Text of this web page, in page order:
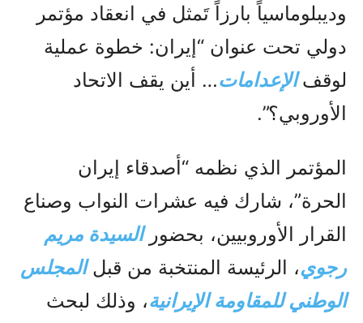
وديبلوماسياً بارزاً تَمثل في انعقاد مؤتمر
دولي تحت عنوان “إيران: خطوة عملية
لوقفالإعدامات… أين يقف الاتحاد
الأوروبي؟”.
المؤتمر الذي نظمه “أصدقاء إيران
الحرة”، شارك فيه عشرات النواب وصناع
القرار الأوروبيين، بحضورالسيدة مريم
رجوي، الرئيسة المنتخبة من قبلالمجلس
الوطني للمقاومة الإيرانية، وذلك لبحث